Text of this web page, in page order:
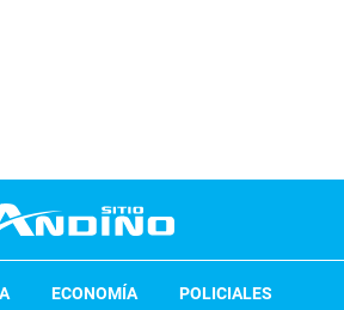
ECONOMÍA
POLICIALES